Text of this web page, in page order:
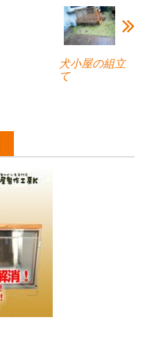
犬小屋の組立
て